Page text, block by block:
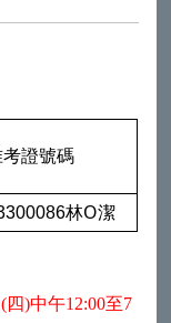
考證號碼
林O潔
(四)中午12:00至7